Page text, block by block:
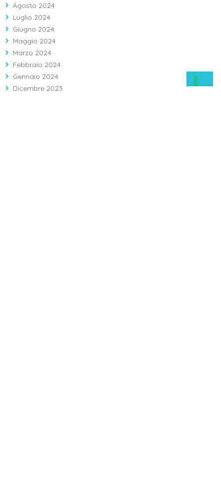
Agosto 2024
Luglio 2024
Giugno 2024
Maggio 2024
Marzo 2024
Febbraio 2024
Gennaio 2024
Dicembre 2023